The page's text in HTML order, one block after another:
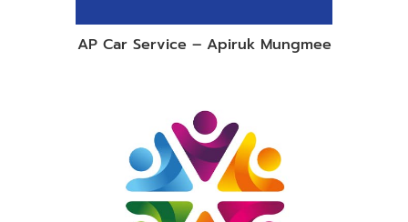
AP Car Service – Apiruk Mungmee